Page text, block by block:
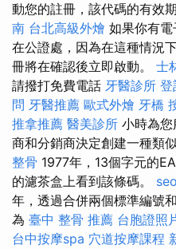
動您的註冊，該代碼的有效
南 台北高級外燴 如果你有
在公證處，因為在這種情況
冊將在確認後立即啟動。 士
請撥打免費電話 牙醫診所 登
問 牙醫推薦 歐式外燴 牙橋
推拿推薦 醫美診所 小時為
商和分銷商決定創建一種類
整骨 1977年，13個字元的
的濾茶盒上看到該條碼。
年，透過合併兩個標準編號
為 臺中 整骨 推薦 台胞證照
台中按摩spa 穴道按摩課程